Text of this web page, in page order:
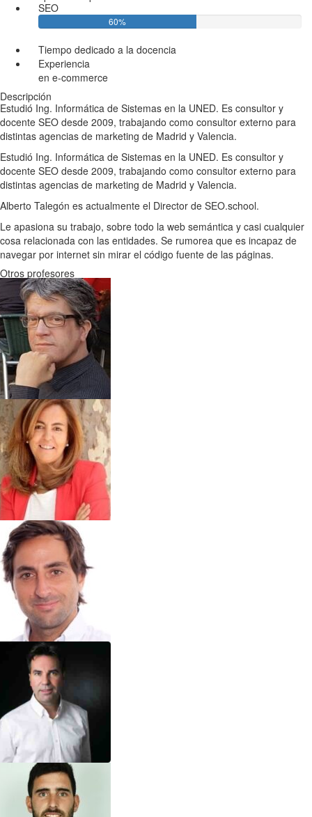
SEO
60%
Tiempo dedicado a la docencia
Experiencia
en e-commerce
Descripción
Estudió Ing. Informática de Sistemas en la UNED. Es consultor y
docente SEO desde 2009, trabajando como consultor externo para
distintas agencias de marketing de Madrid y Valencia.
Estudió Ing. Informática de Sistemas en la UNED. Es consultor y
docente SEO desde 2009, trabajando como consultor externo para
distintas agencias de marketing de Madrid y Valencia.
Alberto Talegón es actualmente el Director de SEO.school.
Le apasiona su trabajo, sobre todo la web semántica y casi cualquier
cosa relacionada con las entidades. Se rumorea que es incapaz de
navegar por internet sin mirar el código fuente de las páginas.
Otros profesores